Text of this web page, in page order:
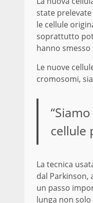
state
le cellule
soprattutto
hanno
Le nuove
cromosomi,
cellule
La tecnica
dal Parkinson,
un passo
lunga non